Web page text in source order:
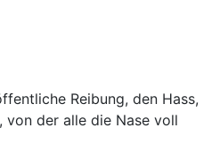
Reibung, den Hass,
der alle die Nase voll